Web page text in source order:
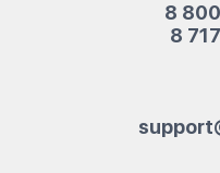
8
8